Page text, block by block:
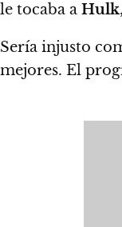
le tocaba a Hulk
Sería injusto
mejores. El